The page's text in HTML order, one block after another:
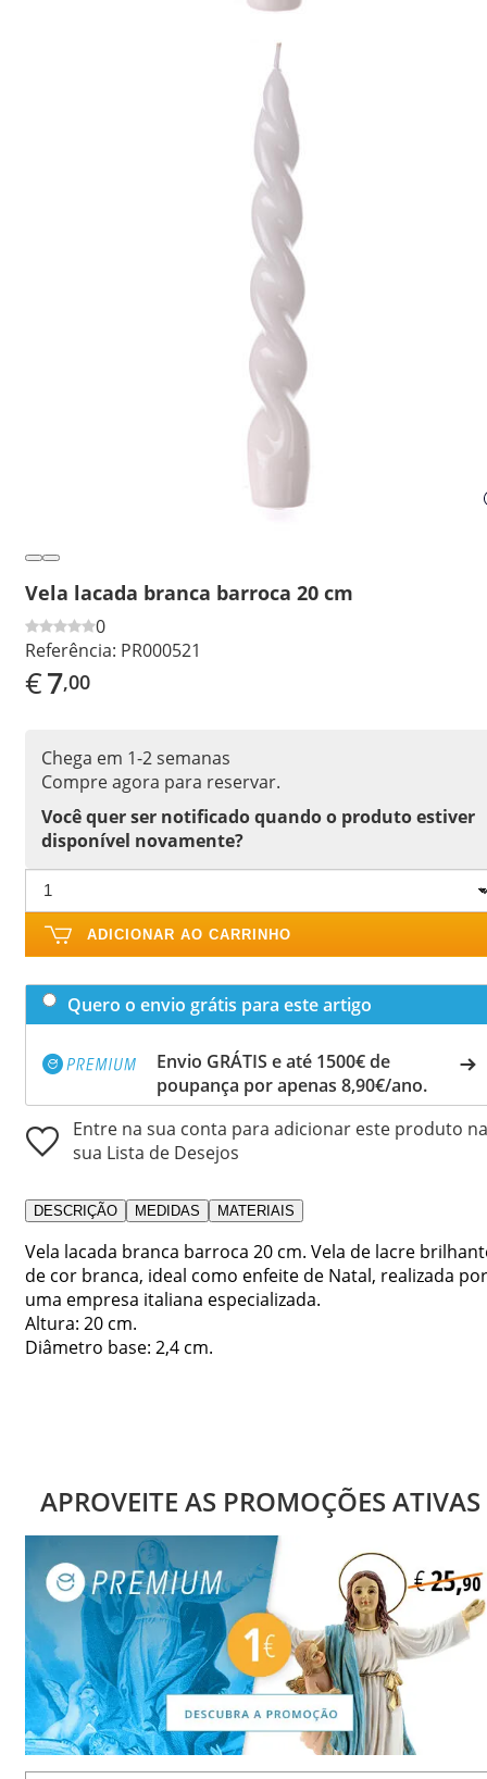
Vela lacada branca barroca 20 cm
0
Referência: PR000521
€7,00
Chega em 1-2 semanas
Compre agora para reservar.
Você quer ser notificado quando o produto estiver
disponível novamente?
ADICIONAR AO CARRINHO
Quero o envio grátis para este artigo
Envio GRÁTIS e até 1500€ de
poupança por apenas 8,90€/ano.
Entre na sua conta para adicionar este produto na
sua Lista de Desejos
DESCRIÇÃO MEDIDAS MATERIAIS
Vela lacada branca barroca 20 cm. Vela de lacre
de cor branca, ideal como enfeite de Natal, realizada por
uma empresa italiana especializada.
Altura: 20 cm.
Diâmetro base: 2,4 cm.
APROVEITE AS PROMOÇÕES ATIVAS